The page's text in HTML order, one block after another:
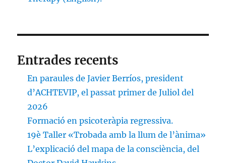
Entrades recents
En paraules de Javier Berríos, president
d’ACHTEVIP, el passat primer de Juliol del
2026
Formació en psicoteràpia regressiva.
19è Taller «Trobada amb la llum de l’ànima»
L’explicació del mapa de la consciència, del